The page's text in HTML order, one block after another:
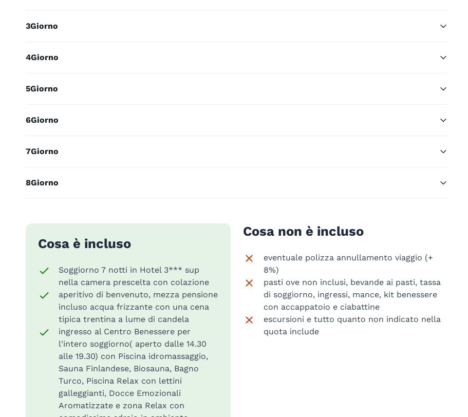
3Giorno
4Giorno
5Giorno
6Giorno
7Giorno
8Giorno
Cosa è incluso
Soggiorno 7 notti in Hotel 3*** sup
nella camera prescelta con colazione
aperitivo di benvenuto, mezza pensione
incluso acqua frizzante con una cena
tipica trentina a lume di candela
ingresso al Centro Benessere per
l'intero soggiorno( aperto dalle 14.30
alle 19.30) con Piscina idromassaggio,
Sauna Finlandese, Biosauna, Bagno
Turco, Piscina Relax con lettini
galleggianti, Docce Emozionali
Aromatizzate e zona Relax con
Cosa non è incluso
eventuale polizza annullamento viaggio (+
8%)
pasti ove non inclusi, bevande ai pasti, tassa
di soggiorno, ingressi, mance, kit benessere
con accappatoio e ciabattine
escursioni e tutto quanto non indicato nella
quota include